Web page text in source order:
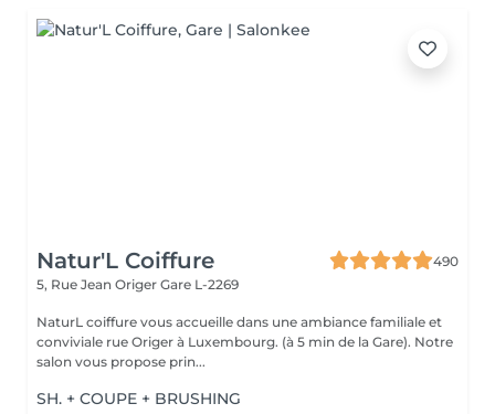
Natur'L Coiffure
490
5, Rue Jean Origer Gare L-2269
NaturL coiffure vous accueille dans une ambiance familiale et
conviviale rue Origer à Luxembourg. (à 5 min de la Gare). Notre
salon vous propose prin...
SH. + COUPE + BRUSHING